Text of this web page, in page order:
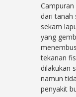
dari tanah
sekam
yang
tekanan
dilakukan
namun
penyakit